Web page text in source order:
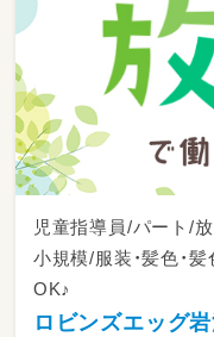
児童指導員/パート/
小規模/服装・髪色・
OK♪
ロビンズエッグ